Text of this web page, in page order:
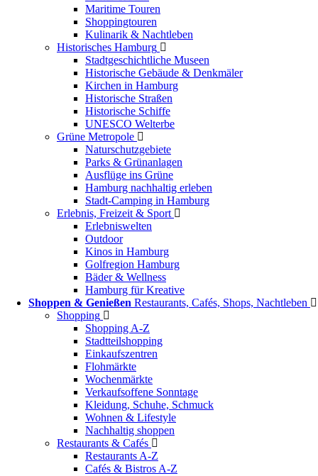
Maritime Touren
Shoppingtouren
Kulinarik & Nachtleben
Historisches Hamburg
Stadtgeschichtliche Museen
Historische Gebäude & Denkmäler
Kirchen in Hamburg
Historische Straßen
Historische Schiffe
UNESCO Welterbe
Grüne Metropole
Naturschutzgebiete
Parks & Grünanlagen
Ausflüge ins Grüne
Hamburg nachhaltig erleben
Stadt-Camping in Hamburg
Erlebnis, Freizeit & Sport
Erlebniswelten
Outdoor
Kinos in Hamburg
Golfregion Hamburg
Bäder & Wellness
Hamburg für Kreative
Shoppen & Genießen Restaurants, Cafés, Shops, Nachtleben
Shopping
Shopping A-Z
Stadtteilshopping
Einkaufszentren
Flohmärkte
Wochenmärkte
Verkaufsoffene Sonntage
Kleidung, Schuhe, Schmuck
Wohnen & Lifestyle
Nachhaltig shoppen
Restaurants & Cafés
Restaurants A-Z
Cafés & Bistros A-Z